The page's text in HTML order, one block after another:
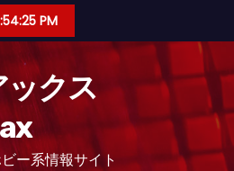
PM
クス
ー系情報サイト